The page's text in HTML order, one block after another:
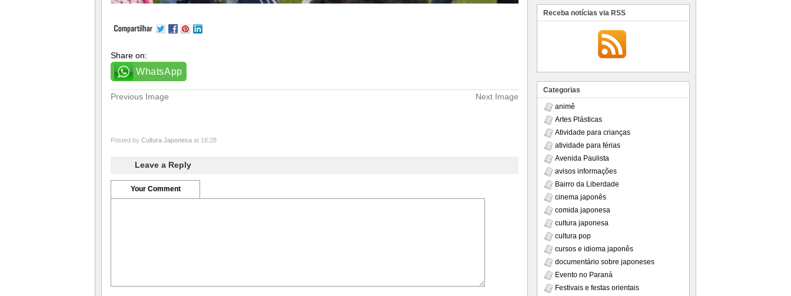
Share on:
WhatsApp
Previous Image Next Image
Posted by Cultura Japonesa at 18:28
Leave a Reply
Your Comment
Receba notícias via RSS
Categorias
animê
Artes Plásticas
Atividade para crianças
atividade para férias
Avenida Paulista
avisos informações
Bairro da Liberdade
cinema japonês
comida japonesa
cultura japonesa
cultura pop
cursos e idioma japonês
documentário sobre japoneses
Evento no Paraná
Festivais e festas orientais